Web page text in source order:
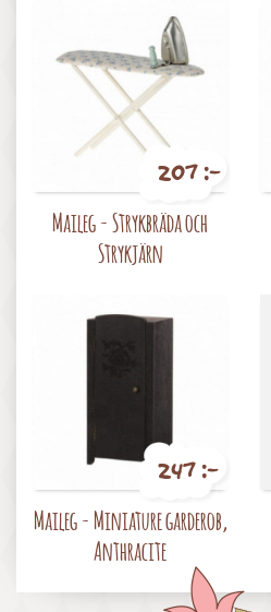
207 :-
Maileg - Strykbräda och
Strykjärn
247 :-
Maileg - Miniature garderob,
Anthracite